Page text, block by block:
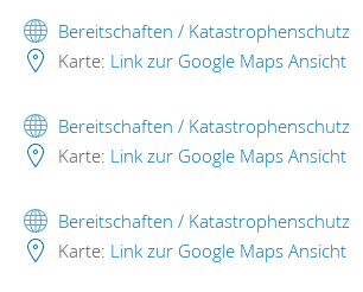
Bereitschaften / Katastrophenschutz
Karte: Link zur Google Maps Ansicht
Bereitschaften / Katastrophenschutz
Karte: Link zur Google Maps Ansicht
Bereitschaften / Katastrophenschutz
Karte: Link zur Google Maps Ansicht